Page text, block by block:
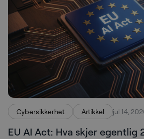
Cybersikkerhet Artikkel jul 14,
EU AI Act: Hva skjer egentlig